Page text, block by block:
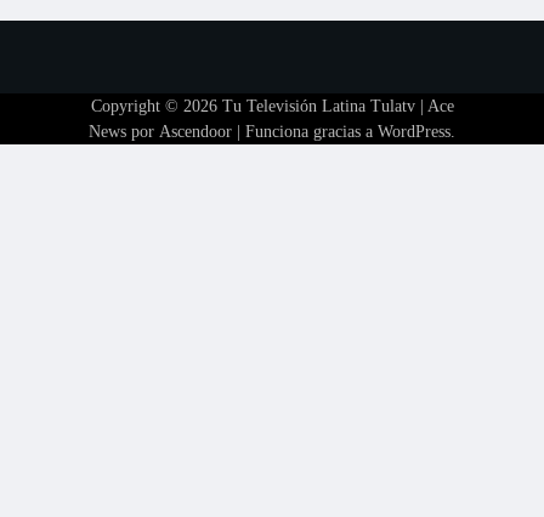
Copyright © 2026 Tu Televisión Latina Tulatv| Ace
News por Ascendoor | Funciona gracias a WordPress.